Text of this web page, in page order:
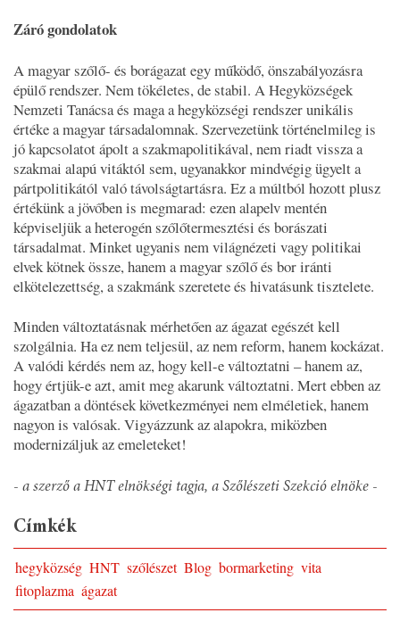
Záró gondolatok
A magyar szőlő- és borágazat egy működő, önszabályozásra
épülő rendszer. Nem tökéletes, de stabil. A Hegyközségek
Nemzeti Tanácsa és maga a hegyközségi rendszer unikális
értéke a magyar társadalomnak. Szervezetünk történelmileg is
jó kapcsolatot ápolt a szakmapolitikával, nem riadt vissza a
szakmai alapú vitáktól sem, ugyanakkor mindvégig ügyelt a
pártpolitikától való távolságtartásra. Ez a múltból hozott plusz
értékünk a jövőben is megmarad: ezen alapelv mentén
képviseljük a heterogén szőlőtermesztési és borászati
társadalmat. Minket ugyanis nem világnézeti vagy politikai
elvek kötnek össze, hanem a magyar szőlő és bor iránti
elkötelezettség, a szakmánk szeretete és hivatásunk tisztelete.
Minden változtatásnak mérhetően az ágazat egészét kell
szolgálnia. Ha ez nem teljesül, az nem reform, hanem kockázat.
A valódi kérdés nem az, hogy kell-e változtatni – hanem az,
hogy értjük-e azt, amit meg akarunk változtatni. Mert ebben az
ágazatban a döntések következményei nem elméletiek, hanem
nagyon is valósak. Vigyázzunk az alapokra, miközben
modernizáljuk az emeleteket!
- a szerző a HNT elnökségi tagja, a Szőlészeti Szekció elnöke -
Címkék
hegyközség HNT szőlészet Blog bormarketing vita
fitoplazma ágazat